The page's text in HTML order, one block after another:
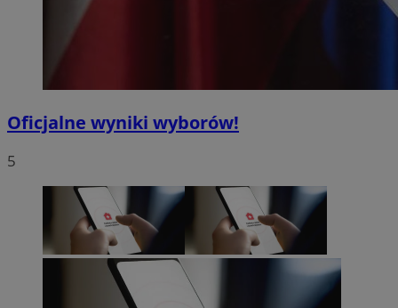
Oficjalne wyniki wyborów!
5